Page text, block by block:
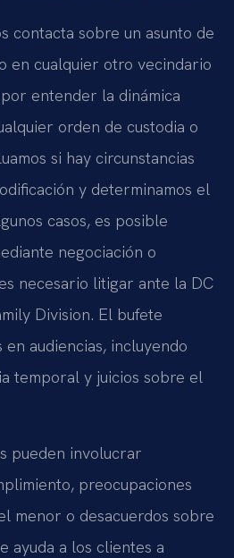
contacta sobre un asunto de
en cualquier otro vecindario
entender la dinámica
orden de custodia o
si hay circunstancias
y determinamos el
casos, es posible
negociación o
necesario litigar ante la DC
Division. El bufete
audiencias, incluyendo
temporal y juicios sobre el
pueden involucrar
preocupaciones
menor o desacuerdos sobre
ayuda a los clientes a